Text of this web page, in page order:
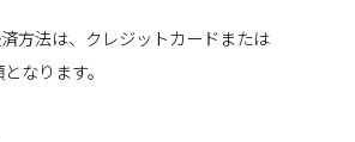
方法は、クレジットカードまたは
なります。